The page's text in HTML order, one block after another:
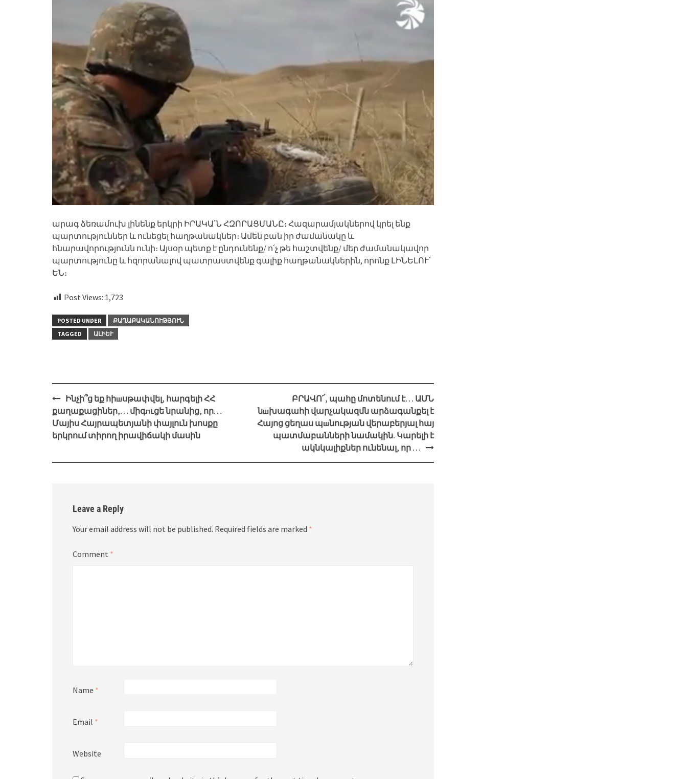
արագ ձեռամուխ լինենք երկրի ԻՐԱԿԱ՛Ն ՀԶՈՐԱՑՄԱՆԸ։ Հազարամյակներով կրել ենք
պարտություններ և ունեցել հաղթանակներ։ Ամեն բան իր ժամանակը և
հնարավորությունն ունի։ Այսօր պետք է ընդունենք/ ո՛չ թե հաշտվենք/ մեր ժամանակավոր
պարտությունը և հզորանալով պատրաստվենք գալիք հաղթանակներին, որոնք ԼԻՆԵԼՈՒ՛
ԵՆ։
Post Views: 1,723
POSTED UNDER
ՔԱՂԱՔԱԿԱՆՈՒԹՅՈՒՆ
TAGGED
ԱԼԻԵՒ
Post
navigation
Ինչի՞ց եք հիшսթափվել, հարգելի ՀՀ
քաղաքացիներ,… միգпւցե նրանից, որ…
Մայիս Հայրապետյանի փայլուն խոսքը
երկրում տիրող իրավիճակի մասին
ԲՐԱՎՈ՜, պահը մոտենում է… ԱՄՆ
նшխագահի վարչակազմն արձագանքել է
Հայոց ցեղաս պшնության վերաբերյալ հայ
պատմաբանների նամակին. Կարելի է
ակնկալիքներ ունենալ, որ …
Leave a Reply
Your email address will not be published. Required fields are marked *
Comment *
Name *
Email *
Website